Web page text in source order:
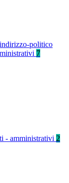
politico
7
- amministrativi 2